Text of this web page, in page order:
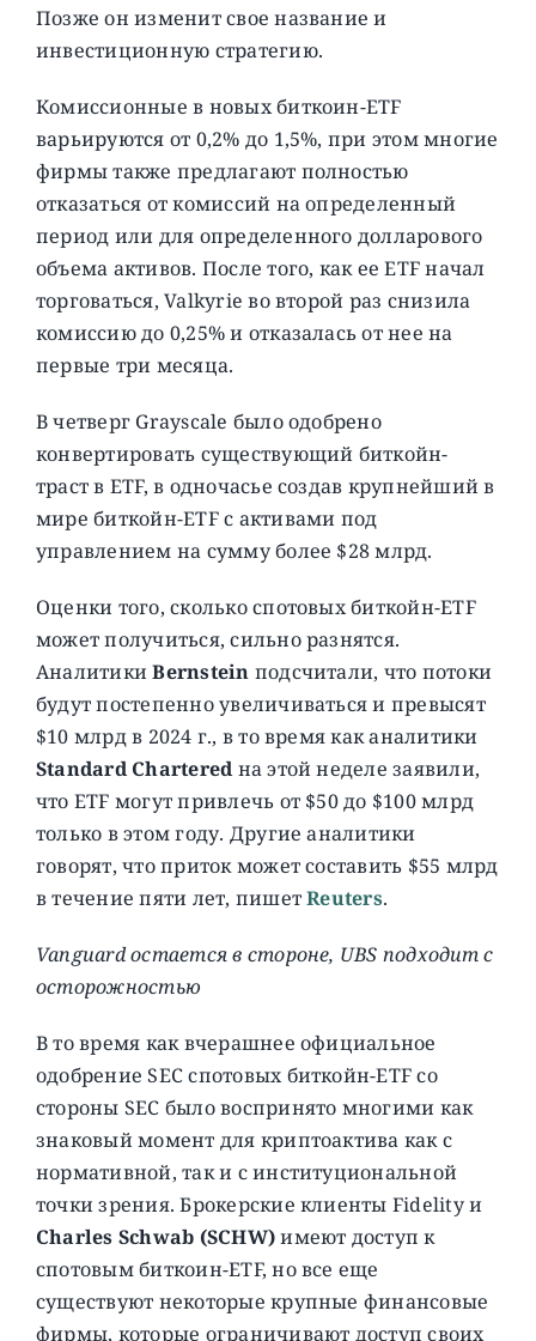
Позже он изменит свое название и
инвестиционную стратегию.
Комиссионные в новых биткоин-ETF
варьируются от 0,2% до 1,5%, при этом многие
фирмы также предлагают полностью
отказаться от комиссий на определенный
период или для определенного долларового
объема активов. После того, как ее ETF начал
торговаться, Valkyrie во второй раз снизила
комиссию до 0,25% и отказалась от нее на
первые три месяца.
В четверг Grayscale было одобрено
конвертировать существующий биткойн-
траст в ETF, в одночасье создав крупнейший в
мире биткойн-ETF с активами под
управлением на сумму более $28 млрд.
Оценки того, сколько спотовых биткойн-ETF
может получиться, сильно разнятся.
АналитикиBernstein подсчитали, что потоки
будут постепенно увеличиваться и превысят
$10 млрд в 2024 г., в то время как аналитики
Standard Charteredна этой неделе заявили,
что ETF могут привлечь от $50 до $100 млрд
только в этом году. Другие аналитики
говорят, что приток может составить $55 млрд
в течение пяти лет, пишетReuters.
Vanguard остается в стороне, UBS подходит с
осторожностью
В то время как вчерашнее официальное
одобрение SEC спотовых биткойн-ETF со
стороны SEC было воспринято многими как
знаковый момент для криптоактива как с
нормативной, так и с институциональной
точки зрения. Брокерские клиенты Fidelity и
Charles Schwab (SCHW)имеют доступ к
спотовым биткоин-ETF, но все еще
существуют некоторые крупные финансовые
фирмы, которые ограничивают доступ своих